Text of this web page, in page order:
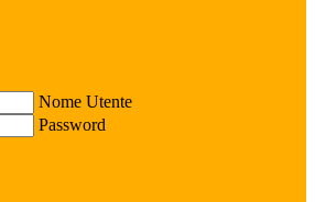
Nome Utente
Password